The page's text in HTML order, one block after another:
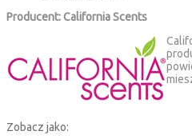
Producent: California Scents
Zobacz jako: